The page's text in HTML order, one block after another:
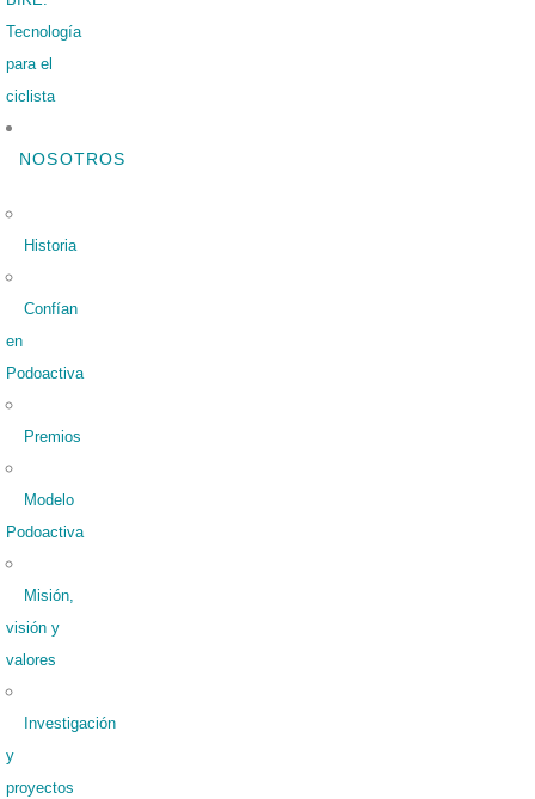
Tecnología
para el
ciclista
NOSOTROS
Historia
Confían
en
Podoactiva
Premios
Modelo
Podoactiva
Misión,
visión y
valores
Investigación
y
proyectos